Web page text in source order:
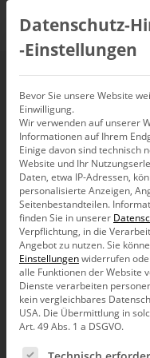
Release-News
Datenschutz-
‑Einstellungen
Bevor Sie unsere Website
Einwilligung.
Wir verwenden auf unserer
Informationen auf Ihrem
Einige davon sind technisch
Website und Ihr
Daten, etwa IP-Adressen,
personalisierte Anzeigen,
Seitenbestandteilen.
finden Sie in unserer
Verpflichtung, in die
Angebot zu nutzen.Sie
Einstellungenwiderrufen
alle Funktionen der Website
Dienste verarbeiten
kein vergleichbares
USA. Die Übermittlung in
Art. 49 Abs. 1 a DSGVO.
Es folgt eine Liste